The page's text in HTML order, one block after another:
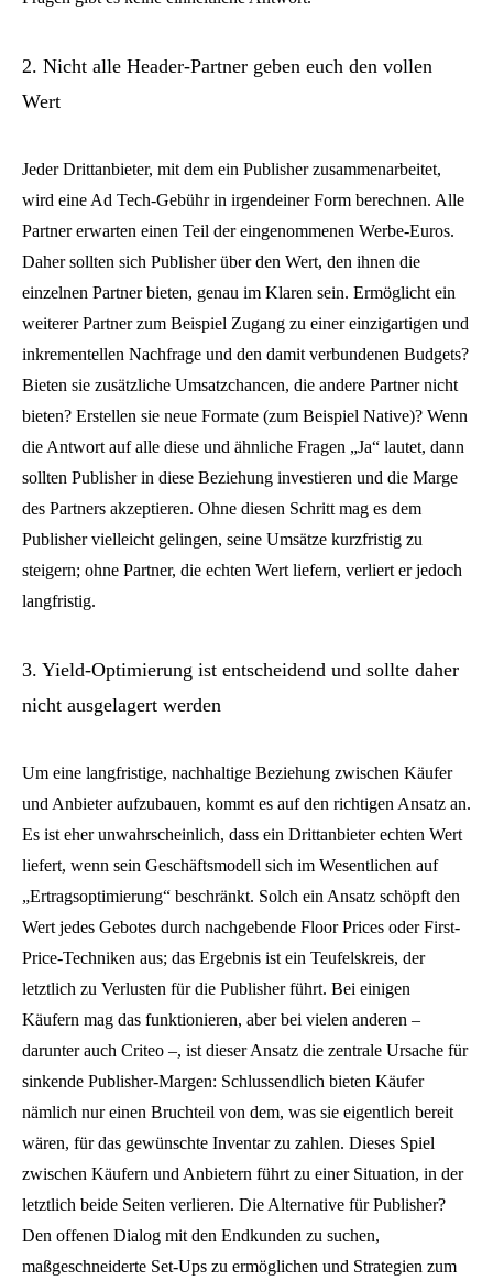
2. Nicht alle Header-Partner geben euch den vollen
Wert
Jeder Drittanbieter, mit dem ein Publisher zusammenarbeitet,
wird eine Ad Tech-Gebühr in irgendeiner Form berechnen. Alle
Partner erwarten einen Teil der eingenommenen Werbe-Euros.
Daher sollten sich Publisher über den Wert, den ihnen die
einzelnen Partner bieten, genau im Klaren sein. Ermöglicht ein
weiterer Partner zum Beispiel Zugang zu einer einzigartigen und
inkrementellen Nachfrage und den damit verbundenen Budgets?
Bieten sie zusätzliche Umsatzchancen, die andere Partner nicht
bieten? Erstellen sie neue Formate (zum Beispiel Native)? Wenn
die Antwort auf alle diese und ähnliche Fragen „Ja“ lautet, dann
sollten Publisher in diese Beziehung investieren und die Marge
des Partners akzeptieren. Ohne diesen Schritt mag es dem
Publisher vielleicht gelingen, seine Umsätze kurzfristig zu
steigern; ohne Partner, die echten Wert liefern, verliert er jedoch
langfristig.
3. Yield-Optimierung ist entscheidend und sollte daher
nicht ausgelagert werden
Um eine langfristige, nachhaltige Beziehung zwischen Käufer
und Anbieter aufzubauen, kommt es auf den richtigen Ansatz an.
Es ist eher unwahrscheinlich, dass ein Drittanbieter echten Wert
liefert, wenn sein Geschäftsmodell sich im Wesentlichen auf
„Ertragsoptimierung“ beschränkt. Solch ein Ansatz schöpft den
Wert jedes Gebotes durch nachgebende Floor Prices oder First-
Price-Techniken aus; das Ergebnis ist ein Teufelskreis, der
letztlich zu Verlusten für die Publisher führt. Bei einigen
Käufern mag das funktionieren, aber bei vielen anderen –
darunter auch Criteo –, ist dieser Ansatz die zentrale Ursache für
sinkende Publisher-Margen: Schlussendlich bieten Käufer
nämlich nur einen Bruchteil von dem, was sie eigentlich bereit
wären, für das gewünschte Inventar zu zahlen. Dieses Spiel
zwischen Käufern und Anbietern führt zu einer Situation, in der
letztlich beide Seiten verlieren. Die Alternative für Publisher?
Den offenen Dialog mit den Endkunden zu suchen,
maßgeschneiderte Set-Ups zu ermöglichen und Strategien zum